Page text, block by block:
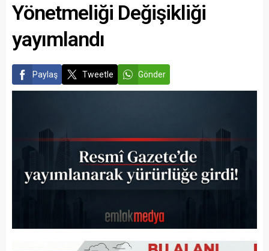
Yönetmeliği Değişikliği
yayımlandı
Paylaş Tweetle Gönder